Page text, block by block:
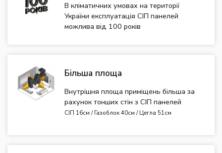
В кліматичних умовах на території
України експлуатація СІП панелей
можлива від 100 років
Більша площа
Внутрішня площа приміщень більша за
рахунок тонших стін з СІП панелей
СІП 16см / Газоблок 40см / Цегла 51см